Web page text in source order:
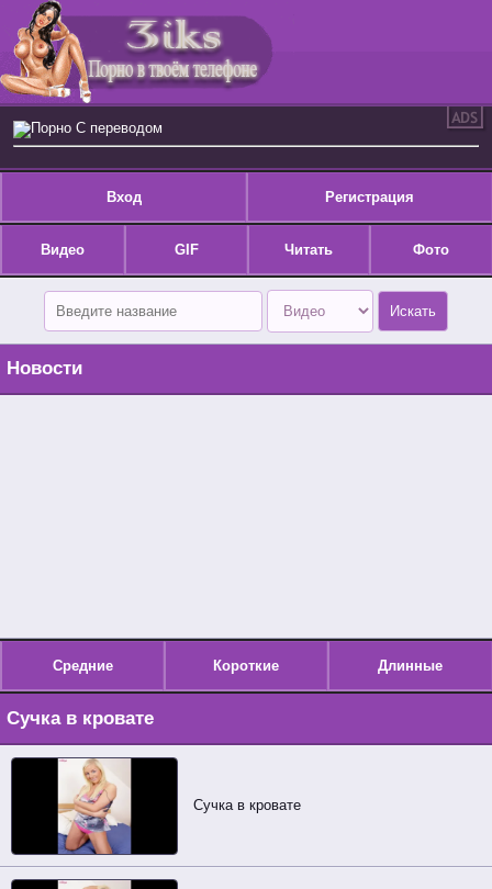
Порно С переводом
Вход Регистрация
Видео GIF Читать Фото
Новости
Средние Короткие Длинные
Сучка в кровате
Сучка в кровате